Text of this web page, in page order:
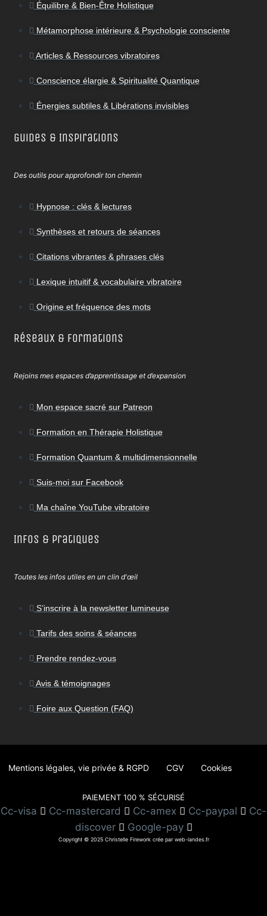
Équilibre & Bien-Être Holistique
Métamorphose intérieure & Psychologie consciente
Articles & Ressources vibratoires
Conscience élargie & Spiritualité Quantique
Énergies subtiles & Libérations invisibles
Guides & Inspirations
Des outils pour approfondir ton chemin
Hypnose : clés & lectures
Synthèses et retours de séances
Citations vibrantes & phrases clés
Lexique intuitif & vocabulaire vibratoire
Origine et fréquence des mots
Réseaux & Formations
Rejoins mes espaces d’apprentissage et d’expansion
Mon espace sacré sur Patreon
Formation en Thérapie Holistique
Formation Quantum & multidimensionnelle
Suis-moi sur Facebook
Ma chaîne YouTube vibratoire
Infos & Pratiques
Toutes les infos utiles en un clin d'œil
S’inscrire à la newsletter lumineuse
Tarifs des soins & séances
Prendre rendez-vous
Avis & témoignages
Foire aux Question (FAQ)
Mentions légales, vie privée & RGPD CGV Cookies
PAIEMENT 100 % SÉCURISÉ
Cc-visa Cc-mastercard Cc-amex Cc-paypal
Cc-
discover
Google-pay
Copyright © 2025 Christelle Firework crée par web-landes.fr